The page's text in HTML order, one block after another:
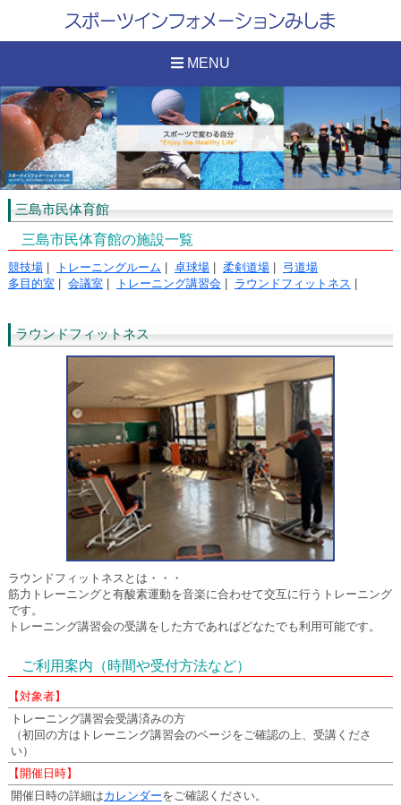
MENU
三島市民体育館
三島市民体育館の施設一覧
競技場| トレーニングルーム 卓球場| 柔剣道場| 弓道場
多目的室| 会議室| トレーニング講習会| ラウンドフィットネス
ラウンドフィットネス
ラウンドフィットネスとは・・・
筋力トレーニングと有酸素運動を音楽に合わせて交互に行うトレーニング
です。
トレーニング講習会の受講をした方であればどなたでも利用可能です。
ご利用案内（時間や受付方法など）
【対象者】
トレーニング講習会受講済みの方
（初回の方はトレーニング講習会のページをご確認の上、受講くださ
い）
【開催日時】
開催日時の詳細はカレンダーをご確認ください。